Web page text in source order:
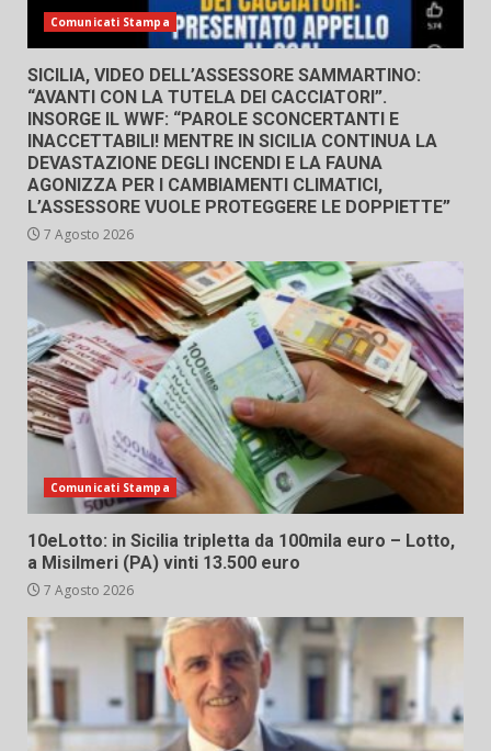
Comunicati Stampa
SICILIA, VIDEO DELL’ASSESSORE SAMMARTINO:
“AVANTI CON LA TUTELA DEI CACCIATORI”.
INSORGE IL WWF: “PAROLE SCONCERTANTI E
INACCETTABILI! MENTRE IN SICILIA CONTINUA LA
DEVASTAZIONE DEGLI INCENDI E LA FAUNA
AGONIZZA PER I CAMBIAMENTI CLIMATICI,
L’ASSESSORE VUOLE PROTEGGERE LE DOPPIETTE”
7 Agosto 2026
Comunicati Stampa
10eLotto: in Sicilia tripletta da 100mila euro – Lotto,
a Misilmeri (PA) vinti 13.500 euro
7 Agosto 2026